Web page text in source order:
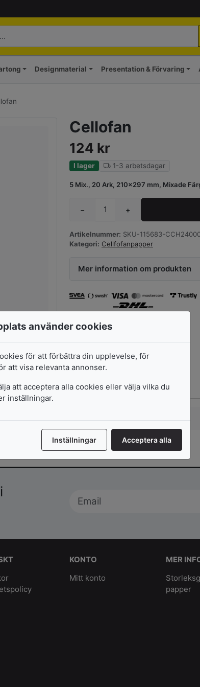
Designmaterial Presentation & Förvaring
Cellofan
124 kr
I lager 1-3 arbetsdagar
5 Mix., 20 Ark, 210×297 mm, Mixade
− +
Artikelnummer: SKU-115683-
Kategori: Cellfofanpapper
Mer information om produkten
KONTO
Mitt konto
MER
papper
använder cookies
för att förbättra din upplevelse, för
att visa relevanta annonser.
att acceptera alla cookies eller välja vilka du
inställningar.
Inställningar Acceptera alla